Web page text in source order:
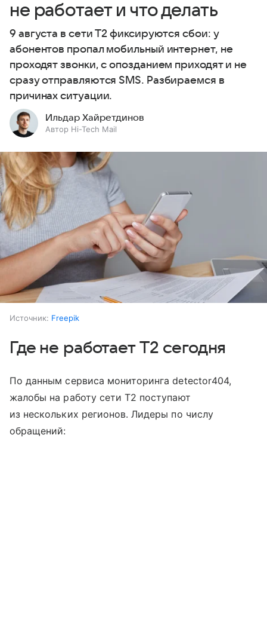
не работает и что делать
9 августа в сети T2 фиксируются сбои: у
абонентов пропал мобильный интернет, не
проходят звонки, с опозданием приходят и не
сразу отправляются SMS. Разбираемся в
причинах ситуации.
Ильдар Хайретдинов
Автор Hi-Tech Mail
Источник: Freepik
Где не работает T2 сегодня
По данным сервиса мониторинга detector404,
жалобы на работу сети T2 поступают
из нескольких регионов. Лидеры по числу
обращений: